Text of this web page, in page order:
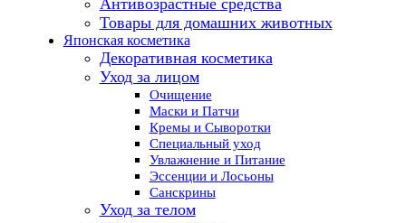
Товары для домашних животных
Японская косметика
Декоративная косметика
Уход за лицом
Очищение
Маски и Патчи
Кремы и Сыворотки
Специальный уход
Увлажнение и Питание
Эссенции и Лосьоны
Санскрины
Уход за телом